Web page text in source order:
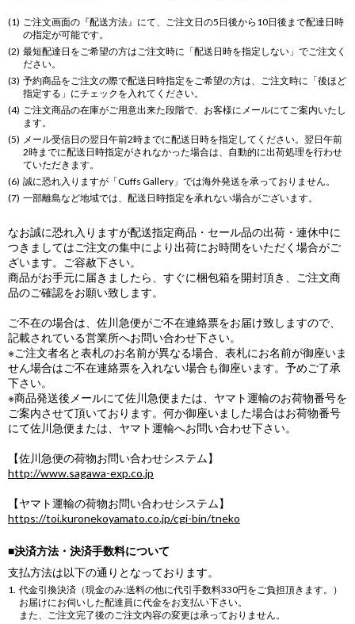
ご注文画面の『配送方法』にて、ご注文日の5日後から10日後まで配達日時
の指定が可能です。
最短配達日をご希望の方はご注文時に「配送日時を指定しない」でご注文く
ださい。
予約商品をご注文の際で配送日時指定をご希望の方は、ご注文時に「後ほど
指定する」にチェックを入れてください。
ご注文商品の在庫がご用意出来た段階で、お客様にメールにてご案内いたし
ます。
メール受信日の翌日午前2時までに配送日時を指定してください。翌日午前
2時までに配送日時指定がされなかった場合は、自動的に出荷処理を行わせ
ていただきます。
誠に恐れ入りますが「Cuffs Gallery」では海外発送を承っておりません。
一部離島など地域では、配送日時指定を承れない場合がございます。
なお誠に恐れ入りますが配送指定商品・セール品の出荷・連休中に
つきましてはご注文の集中により出荷にお時間をいただく場合がご
ざいます。ご容赦下さい。
商品がお手元に届きましたら、すぐに梱包箱を開封頂き、ご注文商
品のご確認をお願い致します。
ご不在の場合は、佐川急便がご不在連絡票をお届け致しますので、
記載されている営業所へお問い合わせ下さい。
※ご注文者名と表札のお名前が異なる場合、表札にお名前が御座いま
せん場合はご不在連絡票を入れない場合も御座います。予めご了承
下さい。
※商品発送後メールにて佐川急便または、ヤマト運輸のお荷物番号を
ご案内させて頂いております。何か御座いました場合はお荷物番号
にて佐川急便または、ヤマト運輸へお問い合わせ下さい。
【佐川急便の荷物お問い合わせシステム】
http://www.sagawa-exp.co.jp
【ヤマト運輸の荷物お問い合わせシステム】
https://toi.kuronekoyamato.co.jp/cgi-bin/tneko
■決済方法・決済手数料について
支払方法は以下の通りとなっております。
代金引換決済（現金のみ:送料の他に代引手数料330円をご負担頂きます。）
お届けにお伺いした配達員に代金をお支払い下さい。
また、ご注文完了後のご注文内容の変更は承っておりません。